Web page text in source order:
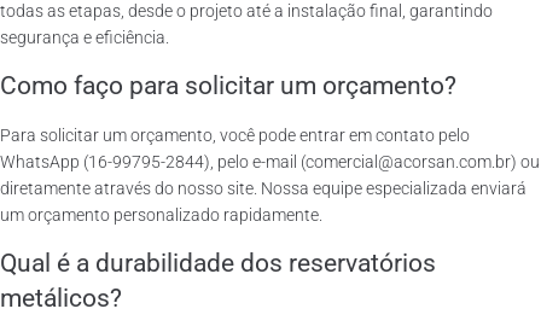
todas as etapas, desde o projeto até a instalação final, garantindo
segurança e eficiência.
Como faço para solicitar um orçamento?
Para solicitar um orçamento, você pode entrar em contato pelo
WhatsApp (16-99795-2844), pelo e-mail (comercial@acorsan.com.br) ou
diretamente através do nosso site. Nossa equipe especializada enviará
um orçamento personalizado rapidamente.
Qual é a durabilidade dos reservatórios
metálicos?